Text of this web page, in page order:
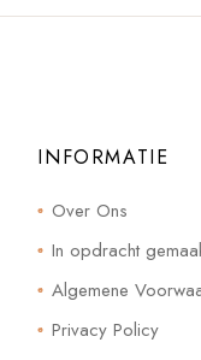
INFORMATIE
Over Ons
In opdracht
Algemene
Privacy Policy